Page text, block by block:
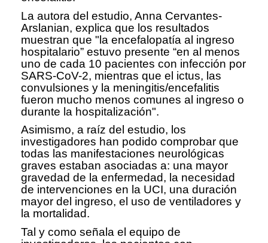
La autora del estudio, Anna Cervantes-
Arslanian, explica que los resultados
muestran que "la encefalopatía al ingreso
hospitalario” estuvo presente “en al menos
uno de cada 10 pacientes con infección por
SARS-CoV-2, mientras que el ictus, las
convulsiones y la meningitis/encefalitis
fueron mucho menos comunes al ingreso o
durante la hospitalización".
Asimismo, a raíz del estudio, los
investigadores han podido comprobar que
todas las manifestaciones neurológicas
graves estaban asociadas a: una mayor
gravedad de la enfermedad, la necesidad
de intervenciones en la UCI, una duración
mayor del ingreso, el uso de ventiladores y
la mortalidad.
Tal y como señala el equipo de